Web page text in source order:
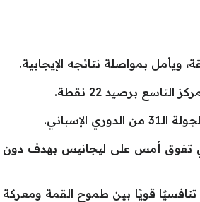
ويأمل بمواصلة نتائجه الإيجابية.
نقطة، يهدف لتقليص الفارق مع المتصدر برشلونة (70 نقطة)، والذي تفوق أمس على ليجانيس بهدف دون
المواجهة طابعًا تنافسيًا قويًا بين طموح القمة ومعركة